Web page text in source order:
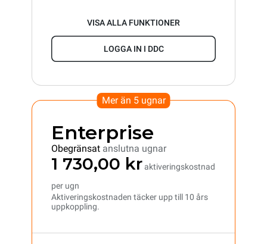
VISA ALLA FUNKTIONER
LOGGA IN I DDC
Mer än 5 ugnar
Enterprise
Obegränsat anslutna ugnar
1 730,00 kraktiveringskostnad
per ugn
Aktiveringskostnaden täcker upp till 10 års
uppkoppling.